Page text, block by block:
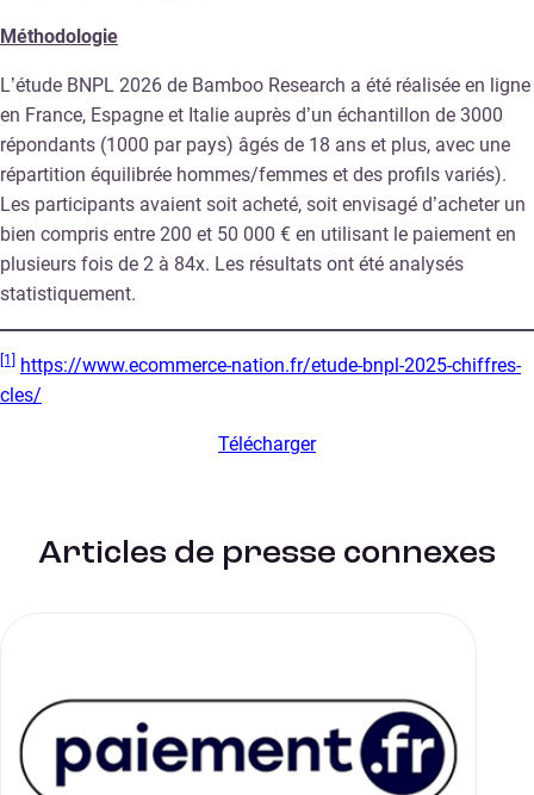
Méthodologie
L’étude BNPL 2026 de Bamboo Research a été réalisée en ligne
en France, Espagne et Italie auprès d’un échantillon de 3000
répondants (1000 par pays) âgés de 18 ans et plus, avec une
répartition équilibrée hommes/femmes et des profils variés).
Les participants avaient soit acheté, soit envisagé d’acheter un
bien compris entre 200 et 50 000 € en utilisant le paiement en
plusieurs fois de 2 à 84x. Les résultats ont été analysés
statistiquement.
[1] https://www.ecommerce-nation.fr/etude-bnpl-2025-chiffres-
cles/
Télécharger
Articles de presse connexes